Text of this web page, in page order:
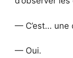
— C’est… une
— Oui.